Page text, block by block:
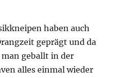
haben auch
geprägt und da
geballt in der
alles einmal wieder